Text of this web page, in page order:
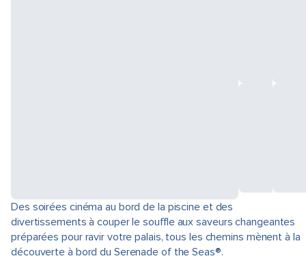
Des soirées cinéma au bord de la piscine et des
divertissements à couper le souffle aux saveurs changeantes
préparées pour ravir votre palais, tous les chemins mènent à la
découverte à bord du Serenade of the Seas®.